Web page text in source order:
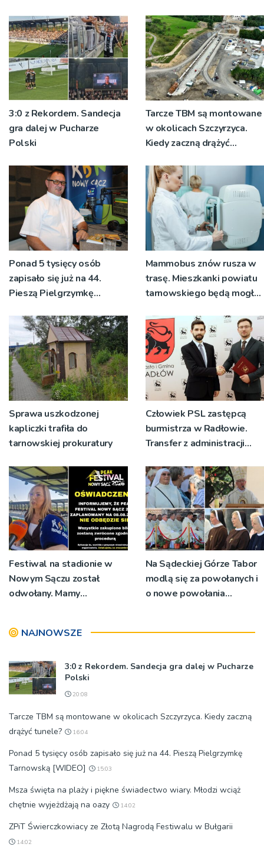
3:0 z Rekordem. Sandecja
gra dalej w Pucharze
Polski
Tarcze TBM są montowane
w okolicach Szczyrzyca.
Kiedy zaczną drążyć
Ponad 5 tysięcy osób
zapisało się już na 44.
Pieszą Pielgrzymkę
Mammobus znów rusza w
trasę. Mieszkanki powiatu
tarnowskiego będą mogły
badania
Sprawa uszkodzonej
kapliczki trafiła do
tarnowskiej prokuratury
Człowiek PSL zastępcą
burmistrza w Radłowie.
Transfer z administracji
samorządowej
Festiwal na stadionie w
Nowym Sączu został
odwołany. Mamy
Na Sądeckiej Górze Tabor
modlą się za powołanych i
o nowe powołania
NAJNOWSZE
3:0 z Rekordem. Sandecja gra dalej w Pucharze
Polski
20:08
Tarcze TBM są montowane w okolicach Szczyrzyca. Kiedy zaczną
drążyć tunele?
16:04
Ponad 5 tysięcy osób zapisało się już na 44. Pieszą Pielgrzymkę
Tarnowską [WIDEO]
15:03
Msza święta na plaży i piękne świadectwo wiary. Młodzi wciąż
chętnie wyjeżdżają na oazy
14:02
ZPiT Świerczkowiacy ze Złotą Nagrodą Festiwalu w Bułgarii
14:02